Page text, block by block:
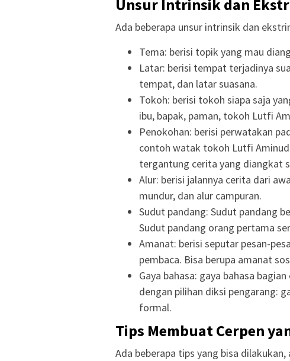
Unsur Intrinsik dan
Ada beberapa unsur intrinsik dan
Tema: berisi topik yang mau
Latar: berisi tempat terjadinya
tempat, dan latar suasana.
Tokoh: berisi tokoh siapa saja
ibu, bapak, paman, tokoh Lutfi
Penokohan: berisi perwatakan
contoh watak tokoh Lutfi
tergantung cerita yang diangkat
Alur: berisi jalannya cerita dari
mundur, dan alur campuran.
Sudut pandang: Sudut pandang
Sudut pandang orang pertama
Amanat: berisi seputar pesan-
pembaca. Bisa berupa amanat
Gaya bahasa: gaya bahasa
dengan pilihan diksi pengarang:
formal.
Tips Membuat Cerpen
Ada beberapa tips yang bisa